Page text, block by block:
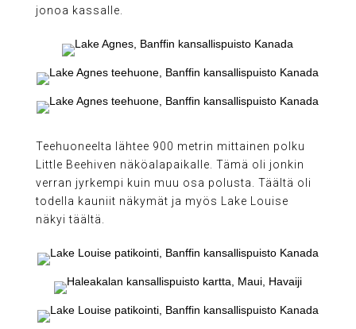
jonoa kassalle.
Teehuoneelta lähtee 900 metrin mittainen polku
Little Beehiven näköalapaikalle. Tämä oli jonkin
verran jyrkempi kuin muu osa polusta. Täältä oli
todella kauniit näkymät ja myös Lake Louise
näkyi täältä.